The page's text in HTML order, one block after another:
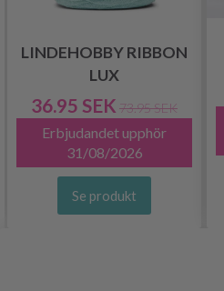
LINDEHOBBY RIBBON
LUX
36.95 SEK 73.95 SEK
Erbjudandet upphör
31/08/2026
Se produkt